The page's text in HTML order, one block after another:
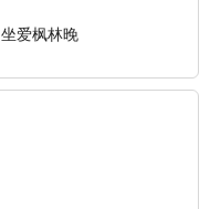
爱枫林晚